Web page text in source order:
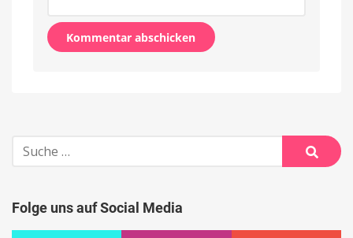
Suche
nach:
Suche
Folge uns auf Social Media